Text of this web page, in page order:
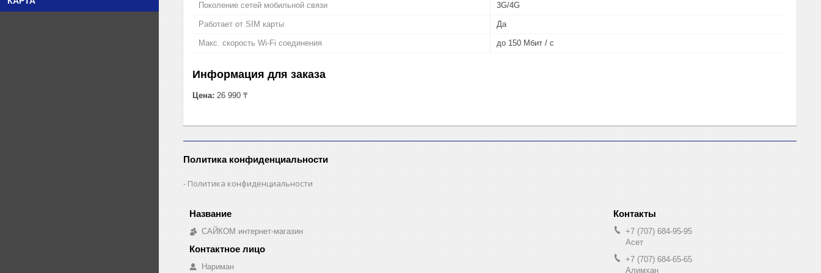
Поколение сетей мобильной связи 3G/4G
Работает от SIM карты Да
Макс. скорость Wi-Fi соединения до 150 Мбит / с
Информация для заказа
Цена: 26 990 ₸
Политика конфиденциальности
Политика конфиденциальности
САЙКОМ интернет-магазин
Нариман
+7 (707) 684-95-95
Асет
+7 (707) 684-65-65
Алимхан